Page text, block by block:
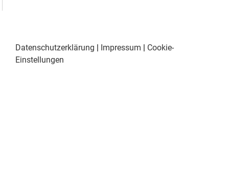
Datenschutzerklärung Impressum
Cookie-
Einstellungen